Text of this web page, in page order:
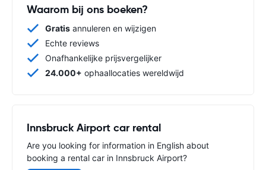
Waarom bij ons boeken?
Gratis annuleren en wijzigen
Echte reviews
Onafhankelijke prijsvergelijker
24.000+ ophaallocaties wereldwijd
Innsbruck Airport car rental
Are you looking for information in English about
booking a rental car in Innsbruck Airport?